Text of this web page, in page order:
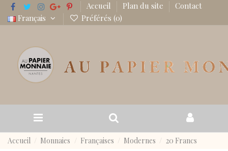
Accueil Plan du site
Contact
Français
Préférés (0)
Accueil Monnaies Françaises Modernes 20 Francs